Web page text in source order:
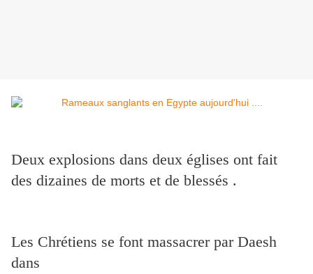
Deux explosions dans deux églises ont fait
des dizaines de morts et de blessés .
Les Chrétiens se font massacrer par Daesh
dans